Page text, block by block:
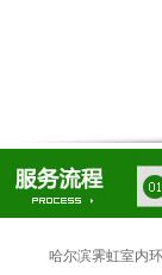
哈尔滨霁虹室内